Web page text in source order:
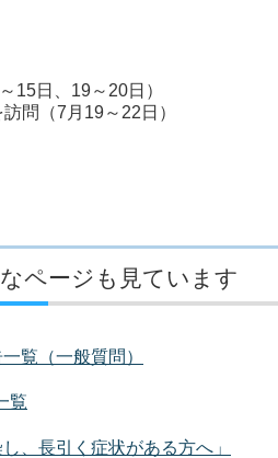
、19～20日）
19～22日）
ページも見ています
覧（一般質問）
覧
、長引く症状がある方へ」